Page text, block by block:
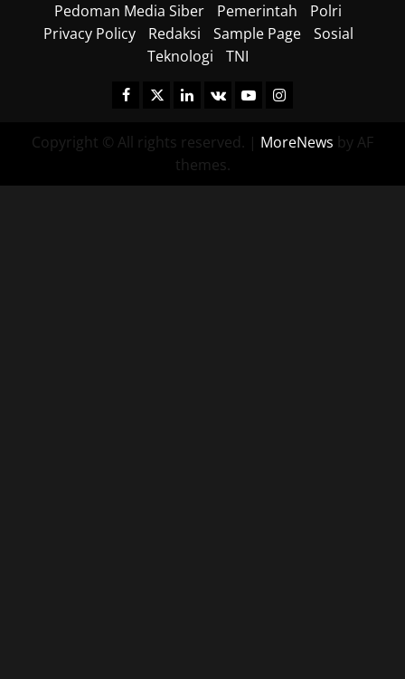
Pedoman Media Siber
Pemerintah
Polri
Privacy Policy
Redaksi Sample Page
Sosial
Teknologi
TNI
Facebook
TwitterLinkedin
VK YoutubeInstagram
Copyright © All rights reserved. | MoreNews by AF
themes.